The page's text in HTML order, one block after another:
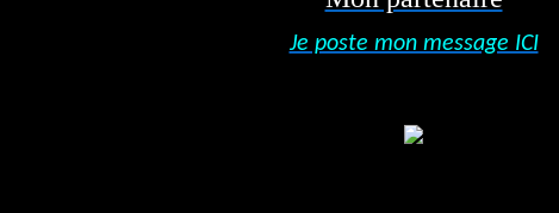
Je poste mon message ICI